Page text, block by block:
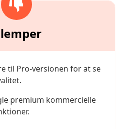
til Pro-versionen for at se
premium kommercielle